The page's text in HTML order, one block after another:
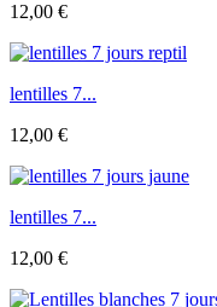
12,00 €
lentilles 7...
12,00 €
lentilles 7...
12,00 €